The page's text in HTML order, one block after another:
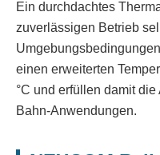
Ein durchdachtes
zuverlässigen Betrieb
einen erweiterten
°C und erfüllen damit
Bahn-Anwendungen.